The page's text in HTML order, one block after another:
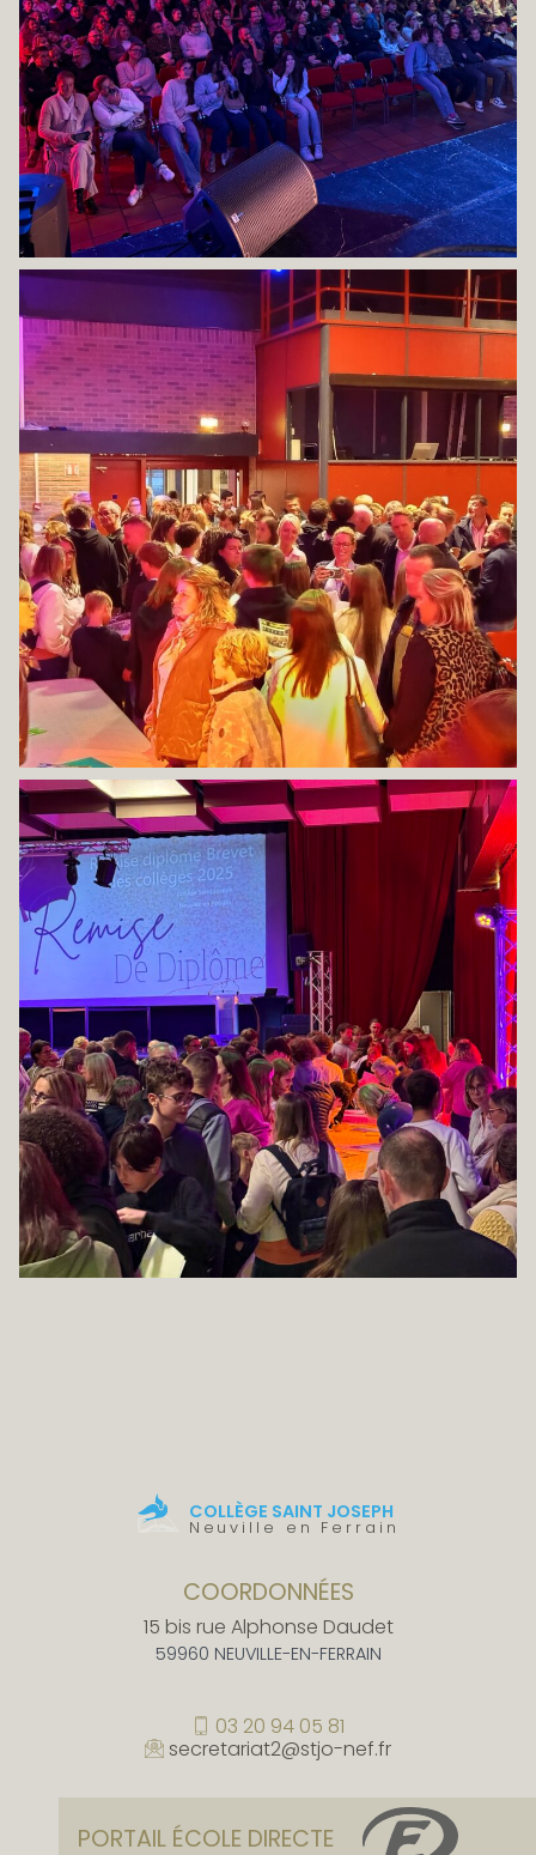
COLLÈGE SAINT JOSEPH
Neuville en Ferrain
COORDONNÉES
15 bis rue Alphonse Daudet
59960 NEUVILLE-EN-FERRAIN
03 20 94 05 81
secretariat2@stjo-nef.fr
PORTAIL ÉCOLE DIRECTE